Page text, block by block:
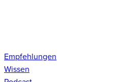
Empfehlungen
Wissen